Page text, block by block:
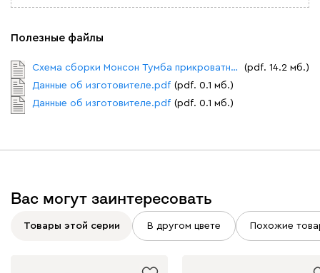
Полезные файлы
Схема сборки Монсон Тумба прикроватная №1.pdf
(pdf. 14.2 мб.)
Данные об изготовителе.pdf (pdf. 0.1 мб.)
Данные об изготовителе.pdf (pdf. 0.1 мб.)
Вас могут заинтересовать
Товары этой серии В другом цвете Похожие